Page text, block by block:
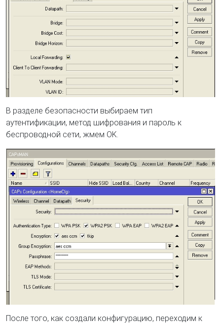
В разделе безопасности выбираем тип
аутентификации, метод шифрования и пароль к
беспроводной сети, жмем OK.
После того, как создали конфигурацию, переходим к